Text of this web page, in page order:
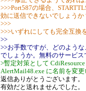
>>>Port587の場合、
効に送信できないでしょうか
>>>
>>>いずれにしても完全互換
>>
>>お手数ですが、どのよう
でしょうか。無料のサービス
>暫定対策として
AlertMail48.exe に名前を変
返信ありがとうございます。
有効だと送れませんでした。